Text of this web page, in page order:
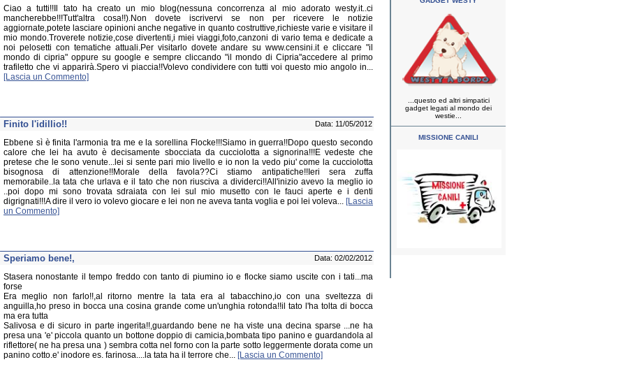
Ciao a tutti!!Il tato ha creato un mio blog(nessuna concorrenza al mio adorato westy.it..ci
mancherebbe!!!Tutt'altra cosa!!).Non dovete iscrivervi se non per ricevere le notizie
aggiornate,potete lasciare opinioni anche negative in quanto costruttive,richieste varie e visitare il
mio mondo.Troverete notizie,cose divertenti,i miei viaggi,foto,canzoni di vario tema e dedicate a
noi pelosetti con tematiche attuali.Per visitarlo dovete andare su www.censini.it e cliccare "il
mondo di cipria" oppure su google e sempre cliccando "il mondo di Cipria"accedere al primo
trafiletto che vi apparirà.Spero vi piaccia!!Volevo condividere con tutti voi questo mio angolo in...
[Lascia un Commento]
Finito l'idillio!! Data: 11/05/2012
Ebbene sì è finita l'armonia tra me e la sorellina Flocke!!!Siamo in guerra!!Dopo questo secondo
calore che lei ha avuto è decisamente sbocciata da cucciolotta a signorina!!!E vedeste che
pretese che le sono venute...lei si sente pari mio livello e io non la vedo piu' come la cucciolotta
bisognosa di attenzione!!Morale della favola??Ci stiamo antipatiche!!Ieri sera zuffa
memorabile..la tata che urlava e il tato che non riusciva a dividerci!!All'inizio avevo la meglio io
..poi dopo mi sono trovata sdraiata con lei sul mio musetto con le fauci aperte e i denti
digrignati!!!A dire il vero io volevo giocare e lei non ne aveva tanta voglia e poi lei voleva... [Lascia
un Commento]
Speriamo bene!, Data: 02/02/2012
Stasera nonostante il tempo freddo con tanto di piumino io e flocke siamo uscite con i tati...ma
forse
Era meglio non farlo!!,al ritorno mentre la tata era al tabacchino,io con una sveltezza di
anguilla,ho preso in bocca una cosina grande come un'unghia rotonda!!il tato l'ha tolta di bocca
ma era tutta
Salivosa e di sicuro in parte ingerita!!,guardando bene ne ha viste una decina sparse ...ne ha
presa una 'e' piccola quanto un bottone doppio di camicia,bombata tipo panino e guardandola al
riflettore( ne ha presa una ) sembra cotta nel forno con la parte sotto leggermente dorata come un
panino cotto.e' inodore es. farinosa....la tata ha il terrore che... [Lascia un Commento]
...questo ed altri simpatici
gadget legati al mondo dei
westie...
MISSIONE CANILI